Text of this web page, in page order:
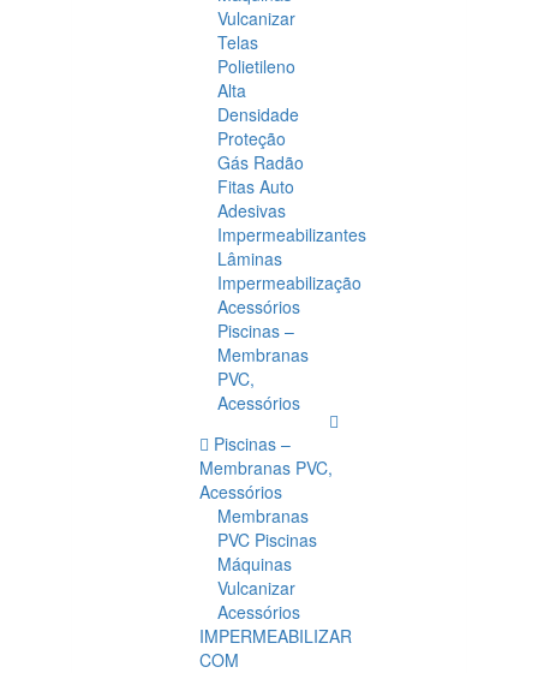
Vulcanizar
Telas
Polietileno
Alta
Densidade
Proteção
Gás Radão
Fitas Auto
Adesivas
Impermeabilizantes
Lâminas
Impermeabilização
Acessórios
Piscinas –
Membranas
PVC,
Acessórios
Piscinas –
Membranas PVC,
Acessórios
Membranas
PVC Piscinas
Máquinas
Vulcanizar
Acessórios
IMPERMEABILIZAR
COM